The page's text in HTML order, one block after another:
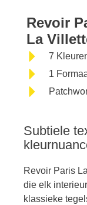
Subtiele
Revoir Paris
die elk
klassieke
Revoir
La
7
1